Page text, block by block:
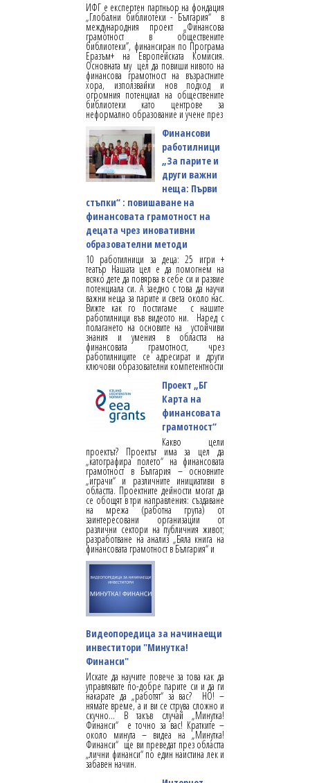
ИФГ е експертен партньор на фондация
„Глобални библиотеки - България“ в
международния проект „Финансова
грамотност в обществените
библиотеки”, финансиран по Програма
Еразъм+ на Европейската Комисия.
Основната му цел да повиши нивото на
финансова грамотност на възрастните
хора, използвайки нов подход и
огромния потенциал на обществените
библиотеки като центрове за
неформално образование и учене през
Финансови
работилници
„За парите и
други важни
неща: Първи
стъпки“ : повишаване на
финансовата грамотност на
децата чрез иновативни
образователни методи
10 работилници за деца: 25 игри +
театър Нашата цел е да помогнем на
всяко дете да повярва в себе си и развие
потенциала си. А заедно с това да научи
важни неща за парите и света около нас.
Вижте как го постигаме с нашите
работилници във видеото ни. Наред с
полагането на основите на устойчиви
знания и умения в областта на
финансовата грамотност, чрез
работилниците се адресират и други
ключови образователни компетентности
Проект „БГ
Карта на
финансовата
грамотност“
Какво цели
проектът? Проектът има за цел да
„катографира полето“ на финансовата
грамотност в България – основните
„играчи“ и различните инициативи в
областта. Проектните дейности могат да
се обощят в три направления: създаване
на мрежа (работна група) от
заинтересовани организации от
различни сектори на публичния живот;
разработване на анализ „Бяла книга на
финансовата грамотност в България“ и
Видеопоредица за начинаещи
инвеститори "Минутка!
Финанси"
Искате да научите повече за това как да
управлявате по-добре парите си и да ги
накарате да „работят“ за вас? НО! –
нямате време, а и ви се струва сложно и
скучно… В такъв случай „Минутка!
Финанси“ е точно за вас! Кратките –
около минута – видеа на „Минутка!
Финанси“ ще ви преведат през областта
„лични финанси“ по един наистина лек и
забавен начин.